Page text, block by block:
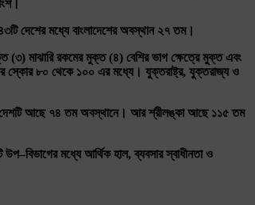
দেশের মধ্যে বাংলাদেশের অবস্থান ২৭ তম।
(৩) মাঝারি রকমের মুক্ত(৪) বেশির ভাগ ক্ষেত্রে মুক্ত এবং
স্কোর ৮০ থেকে ১০০ এর মধ্যে। যুক্তরাষ্ট্র, যুক্তরাজ্য ও
আছে ৭৪ তম অবস্থানে। আর শ্রীলঙ্কা আছে ১১৫ তম
উপ–বিভাগের মধ্যে আর্থিক হাল,ব্যবসার স্বাধীনতা ও